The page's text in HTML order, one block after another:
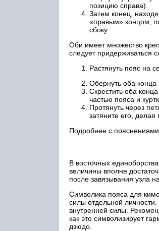
позицию справа).
Затем конец,
«правым» концом,
сбоку.
Оби имеет множество
следует придерживаться
Растянуть пояс на
Обернуть оба конца
Скрестить оба
частью пояса и
Протянуть через
затяните его,
Подробнее с
В восточных
величины вполне
после завязывания узла
Символика пояса для
силы отдельной
внутренней силы.
как это символизирует
дзюдо.